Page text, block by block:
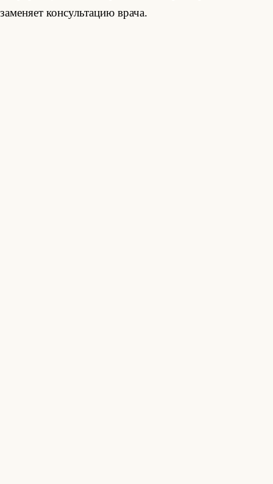
заменяет консультацию врача.